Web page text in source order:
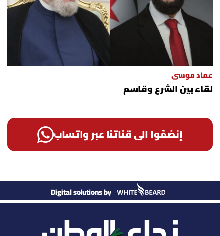
عماد موسى
لقاء بين الشرع وقاسم
إنضمّوا الى قناتنا عبر واتساب
Digital solutions by